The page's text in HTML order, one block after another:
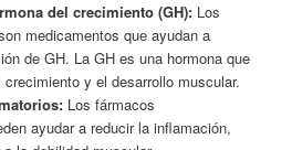
del crecimiento (GH):Los
medicamentos que ayudan a
de GH. La GH es una hormona que
y el desarrollo muscular.
Los fármacos
ayudar a reducir la inflamación,